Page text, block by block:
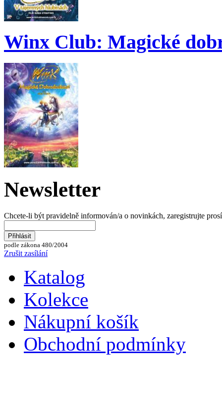
Winx Club: Magické
Newsletter
Chcete-li být pravidelně informován/a o novinkách, zaregistrujte
podle zákona 480/2004
Zrušit zasílání
Katalog
Kolekce
Nákupní košík
Obchodní podmínky